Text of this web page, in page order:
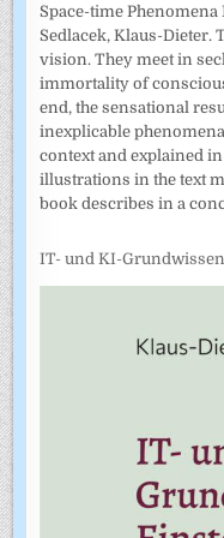
Space-time
Sedlacek, Klaus-Dieter.
vision. They meet in
immortality of
end, the sensational
inexplicable
context and explained
illustrations in the text
book describes in a
IT- und KI-